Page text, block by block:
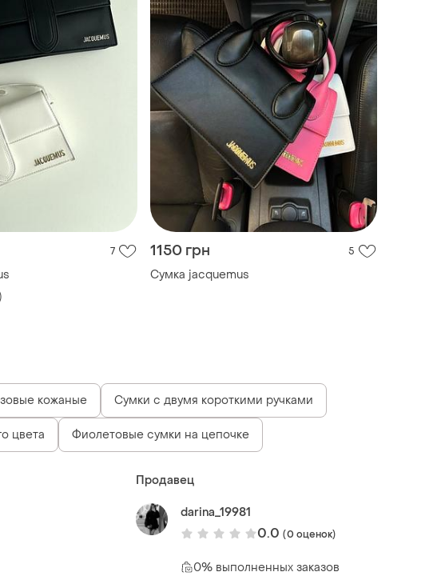
7 1150 грн 5
Сумка jacquemus
кожаные Сумки с двумя короткими ручками
цвета Фиолетовые сумки на цепочке
Продавец
darina_19981
0.0 (0 оценок)
0% выполненных заказов